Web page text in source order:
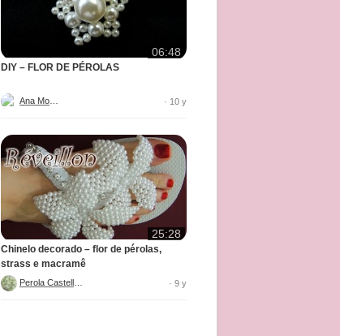
06:48
DIY – FLOR DE PÉROLAS
· 10 y
25:28
Chinelo decorado – flor de pérolas,
strass e macramê
· 9 y